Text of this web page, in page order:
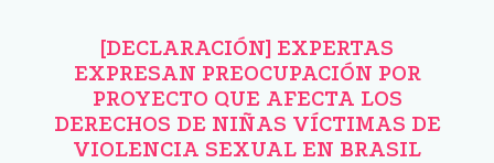
[DECLARACIÓN] EXPERTAS
EXPRESAN PREOCUPACIÓN POR
PROYECTO QUE AFECTA LOS
DERECHOS DE NIÑAS VÍCTIMAS DE
VIOLENCIA SEXUAL EN BRASIL